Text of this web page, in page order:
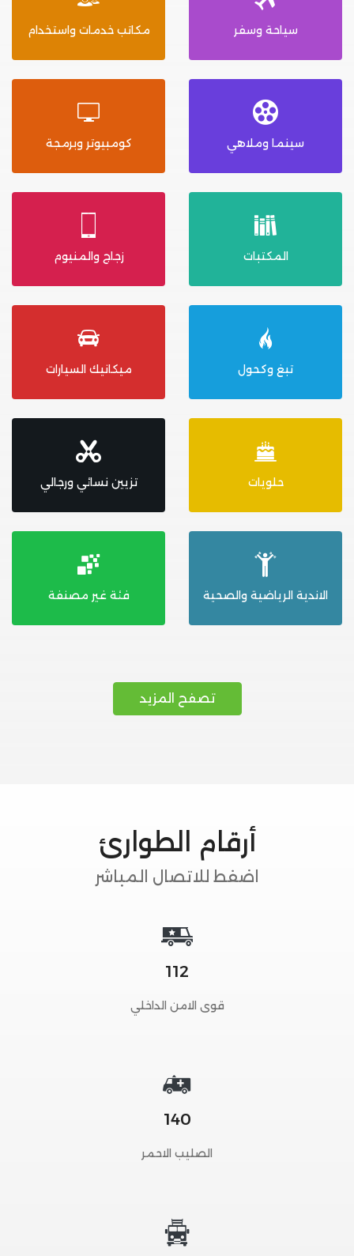
سياحة وسفر مكاتب خدمات واستخدام
سينما وملاهي كومبيوتر وبرمجة
المكتبات زجاج والمنيوم
تبغ وكحول ميكانيك السيارات
حلويات تزيين نسائي ورجالي
الاندية الرياضية والصحية فئة غير مصنفة
تصفح المزيد
أرقام الطوارئ
اضفط للاتصال المباشر
112
قوى الامن الداخلي
140
الصليب الاحمر